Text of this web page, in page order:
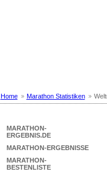
Home Marathon Statistiken
MARATHON-
ERGEBNIS.DE
MARATHON-ERGEBNISSE
MARATHON-
BESTENLISTE